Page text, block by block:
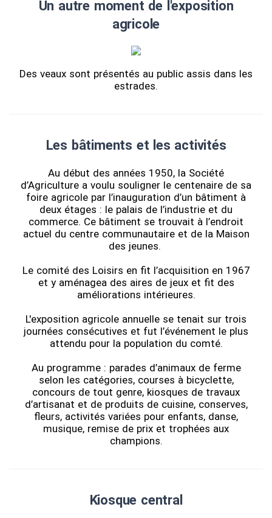
Un autre moment de l'exposition
agricole
Des veaux sont présentés au public assis dans les
estrades.
Les bâtiments et les activités
Au début des années 1950, la Société
d’Agriculture a voulu souligner le centenaire de sa
foire agricole par l’inauguration d’un bâtiment à
deux étages : le palais de l’industrie et du
commerce. Ce bâtiment se trouvait à l’endroit
actuel du centre communautaire et de la Maison
des jeunes.
Le comité des Loisirs en fit l’acquisition en 1967
et y aménagea des aires de jeux et fit des
améliorations intérieures.
L'exposition agricole annuelle se tenait sur trois
journées consécutives et fut l’événement le plus
attendu pour la population du comté.
Au programme : parades d’animaux de ferme
selon les catégories, courses à bicyclette,
concours de tout genre, kiosques de travaux
d’artisanat et de produits de cuisine, conserves,
fleurs, activités variées pour enfants, danse,
musique, remise de prix et trophées aux
champions.
Kiosque central